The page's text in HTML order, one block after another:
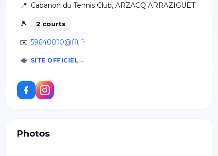
📍 Cabanon du Tennis Club, ARZACQ ARRAZIGUET
🎾 2 courts
✉️ 59640010@fft.fr
🌐 SITE OFFICIEL
Photos